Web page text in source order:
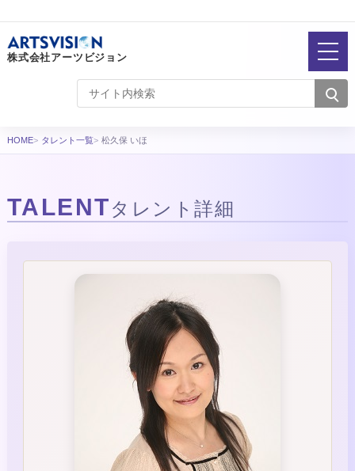
株式会社アーツビジョン
HOME タレント一覧 松久保 いほ
TALENTタレント詳細